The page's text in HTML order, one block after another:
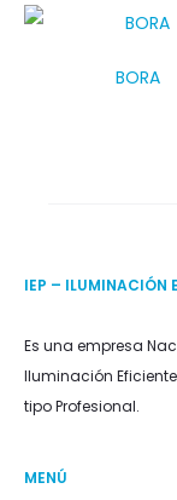
BORA
IEP – ILUMINACIÓN
Es una empresa
Iluminación
tipo Profesional.
MENÚ